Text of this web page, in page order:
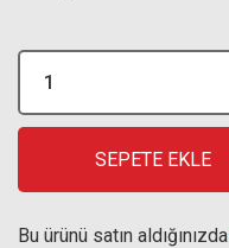
SEPETE EKLE
Bu ürünü satın aldığınızda